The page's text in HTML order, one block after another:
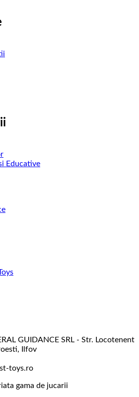
Educative
GUIDANCE SRL - Str. Locotenent
Ilfov
toys.ro
gama de jucarii